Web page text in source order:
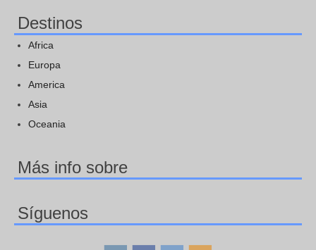
Destinos
Africa
Europa
America
Asia
Oceania
Más info sobre
Síguenos